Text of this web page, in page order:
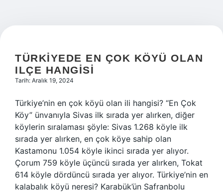
TÜRKIYEDE EN ÇOK KÖYÜ OLAN
ILÇE HANGISI
Tarih: Aralık 19, 2024
Türkiye’nin en çok köyü olan ili hangisi? “En Çok
Köy” ünvanıyla Sivas ilk sırada yer alırken, diğer
köylerin sıralaması şöyle: Sivas 1.268 köyle ilk
sırada yer alırken, en çok köye sahip olan
Kastamonu 1.054 köyle ikinci sırada yer alıyor.
Çorum 759 köyle üçüncü sırada yer alırken, Tokat
614 köyle dördüncü sırada yer alıyor. Türkiye’nin en
kalabalık köyü neresi? Karabük’ün Safranbolu